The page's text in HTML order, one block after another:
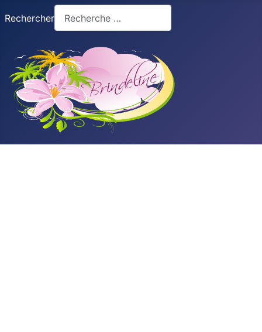
Rechercher